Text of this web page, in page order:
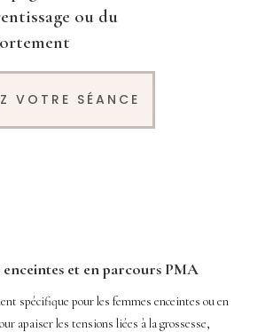
ou du
VOTRE SÉANCE
enceintes et en parcours PMA
spécifique pour les femmes enceintes ou en
apaiser les tensions liées à la grossesse,